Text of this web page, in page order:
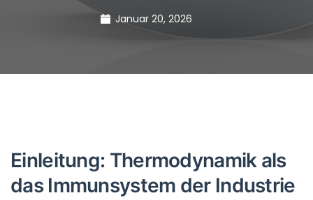
Januar 20, 2026
Einleitung: Thermodynamik als
das Immunsystem der Industrie